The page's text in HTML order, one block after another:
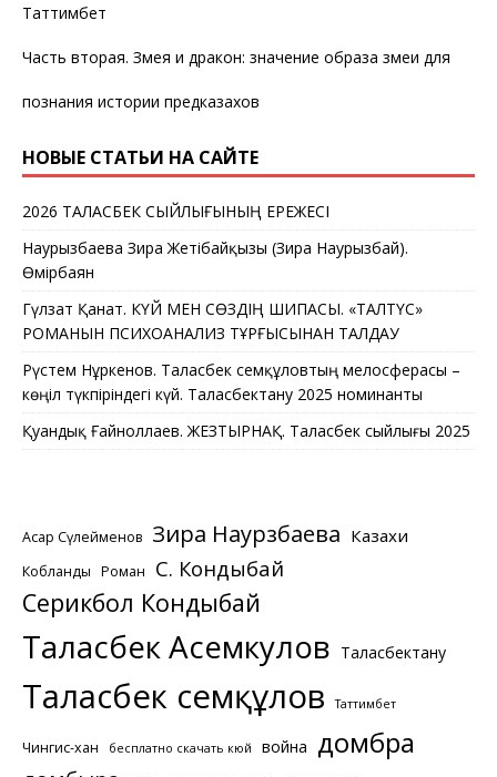
Таттимбет
Часть вторая. Змея и дракон: значение образа змеи для
познания истории предказахов
НОВЫЕ СТАТЬИ НА САЙТЕ
2026 ТАЛАСБЕК СЫЙЛЫҒЫНЫҢ ЕРЕЖЕСІ
Наурызбаева Зира Жетібайқызы (Зира Наурызбай).
Өмірбаян
Гүлзат Қанат. КҮЙ МЕН СӨЗДІҢ ШИПАСЫ. «ТАЛТҮС»
РОМАНЫН ПСИХОАНАЛИЗ ТҰРҒЫСЫНАН ТАЛДАУ
Рүстем Нұркенов. Таласбек Әсемқұловтың мелосферасы –
көңіл түкпіріндегі күй. Таласбектану 2025 номинанты
Қуандық Ғайноллаев. ЖЕЗТЫРНАҚ. Таласбек сыйлығы 2025
Асқар Сүлейменов Зира Наурзбаева Казахи
Кобланды Роман С. Кондыбай
Серикбол Кондыбай
Таласбек Асемкулов Таласбектану
Таласбек Әсемқұлов Таттимбет
Чингис-хан бесплатно скачать кюй война домбра